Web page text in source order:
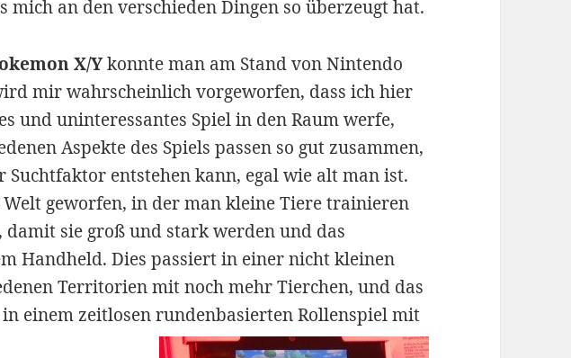
mich an den verschieden Dingen so überzeugt hat.
X/Ykonnte man am Stand von Nintendo
mir wahrscheinlich vorgeworfen, dass ich hier
und uninteressantes Spiel in den Raum werfe,
Aspekte des Spiels passen so gut zusammen,
Suchtfaktor entstehen kann, egal wie alt man ist.
geworfen, in der man kleine Tiere trainieren
damit sie groß und stark werden und das
Handheld. Dies passiert in einer nicht kleinen
Territorien mit noch mehr Tierchen, und das
einem zeitlosen rundenbasierten Rollenspiel mit